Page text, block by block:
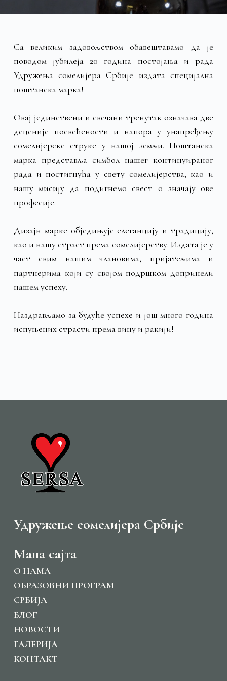
Са великим задовољством обавештавамо да је
поводом јубилеја 20 година постојања и рада
Удружења сомелијера Србије издата специјална
поштанска марка!
Овај јединствени и свечани тренутак означава две
деценије посвећености и напора у унапређењу
сомелијерске струке у нашој земљи. Поштанска
марка представља симбол нашег континуираног
рада и постигнућа у свету сомелијерства, као и
нашу мисију да подигнемо свест о значају ове
професије.
Дизајн марке обједињује елеганцију и традицију,
као и нашу страст према сомелијерству. Издата је у
част свим нашим члановима, пријатељима и
партнерима који су својом подршком допринели
нашем успеху.
Наздрављамо за будуће успехе и још много година
испуњених страсти према вину и ракији!
Удружење сомелијера Србије
Мапа сајта
O НАМА
ОБРАЗОВНИ ПРОГРАМ
СРБИЈА
БЛОГ
НОВОСТИ
ГАЛЕРИЈА
КОНТАКТ